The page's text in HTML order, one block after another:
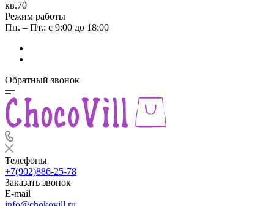
кв.70
Режим работы
Пн. – Пт.: с 9:00 до 18:00
Обратный звонок
Телефоны
+7(902)886-25-78
Заказать звонок
E-mail